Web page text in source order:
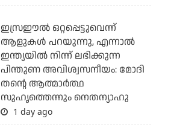
ഇസ്രഈല്‍ ഒറ്റപ്പെട്ടുവെന്ന്
ആളുകള്‍ പറയുന്നു, എന്നാല്‍
ഇന്ത്യയില്‍ നിന്ന് ലഭിക്കുന്ന
പിന്തുണ അവിശ്വസനീയം: മോദി
തന്റെ ആത്മാര്‍ത്ഥ
സുഹൃത്തെന്നും നെതന്യാഹു
1 day ago